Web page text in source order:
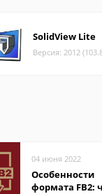
SolidView Lite
Версия: 2012
04 июня 2022
Особенности
формата FB2: